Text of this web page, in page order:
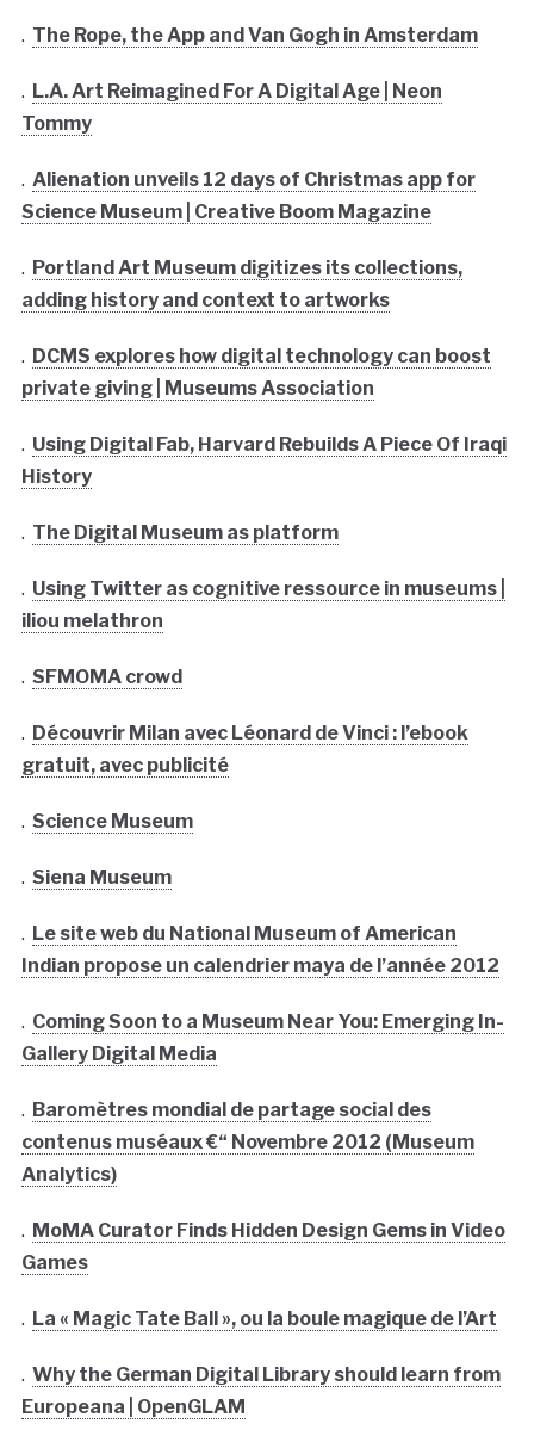
. The Rope, the App and Van Gogh in Amsterdam
. L.A. Art Reimagined For A Digital Age | Neon
Tommy
. Alienation unveils 12 days of Christmas app for
Science Museum | Creative Boom Magazine
. Portland Art Museum digitizes its collections,
adding history and context to artworks
. DCMS explores how digital technology can boost
private giving | Museums Association
. Using Digital Fab, Harvard Rebuilds A Piece Of Iraqi
History
. The Digital Museum as platform
. Using Twitter as cognitive ressource in museums |
iliou melathron
. SFMOMA crowd
. Découvrir Milan avec Léonard de Vinci : l’ebook
gratuit, avec publicité
. Science Museum
. Siena Museum
. Le site web du National Museum of American
Indian propose un calendrier maya de l’année 2012
. Coming Soon to a Museum Near You: Emerging In-
Gallery Digital Media
. Baromètres mondial de partage social des
contenus muséaux €“ Novembre 2012 (Museum
Analytics)
. MoMA Curator Finds Hidden Design Gems in Video
Games
. La « Magic Tate Ball », ou la boule magique de l’Art
. Why the German Digital Library should learn from
Europeana | OpenGLAM